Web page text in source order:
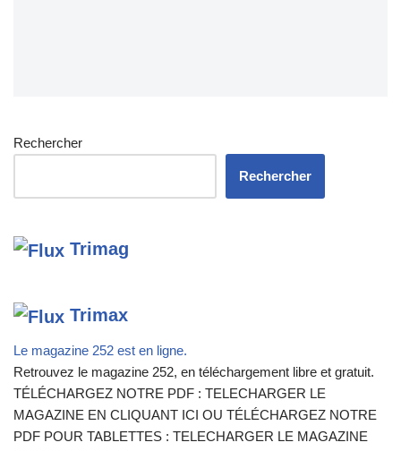
Rechercher
Rechercher
Trimag
Trimax
Le magazine 252 est en ligne.
Retrouvez le magazine 252, en téléchargement libre et gratuit.
TÉLÉCHARGEZ NOTRE PDF : TELECHARGER LE
MAGAZINE EN CLIQUANT ICI OU TÉLÉCHARGEZ NOTRE
PDF POUR TABLETTES : TELECHARGER LE MAGAZINE